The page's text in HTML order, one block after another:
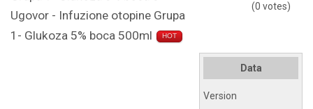
Ugovor - Infuzione otopine Grupa
1- Glukoza 5% boca 500ml
HOT
(0 votes)
Data
Version